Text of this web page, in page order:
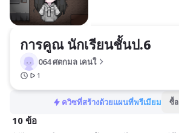
การคูณ นักเรียนชั้นป.6
064 ศตกมล เคนใ
1
ควิซที่สร้างด้วยแผนที่พรีเมียม ซื้
10 ข้อ